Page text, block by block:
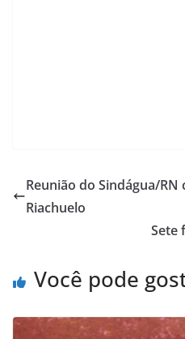
Reunião do Sindágua/
Riachuelo
Sete
Você pode